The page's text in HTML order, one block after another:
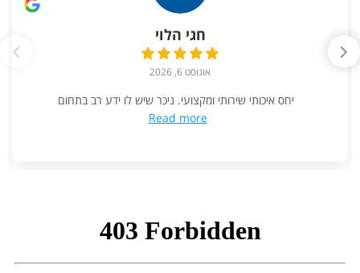
חגי הלוי
אוגוסט 6, 2026
יחס איכותי שירותי ומקצועי. ניכר שיש לו ידע רב בתחום
Read more